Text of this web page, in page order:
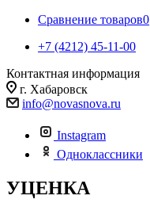
Сравнение товаров0
+7 (4212) 45-11-00
Контактная информация
г. Хабаровск
info@novasnova.ru
Instagram
Одноклассники
УЦЕНКА